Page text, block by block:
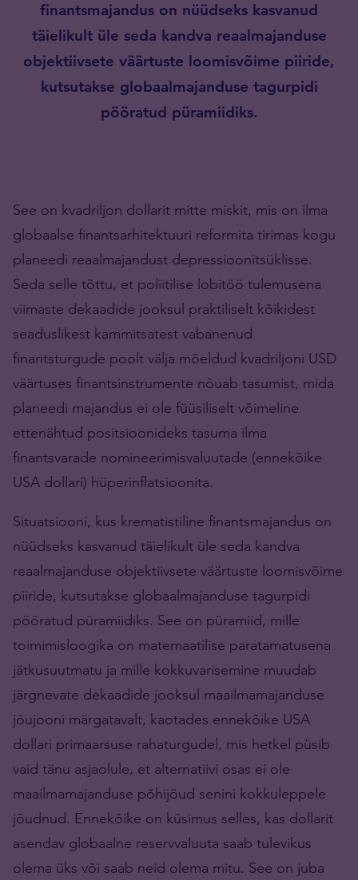
finantsmajandus on nüüdseks kasvanud
täielikult üle seda kandva reaalmajanduse
objektiivsete väärtuste loomisvõime piiride,
kutsutakse globaalmajanduse tagurpidi
pööratud püramiidiks.
See on kvadriljon dollarit mitte miskit, mis on ilma
globaalse finantsarhitektuuri reformita tirimas kogu
planeedi reaalmajandust depressioonitsüklisse.
Seda selle tõttu, et poliitilise lobitöö tulemusena
viimaste dekaadide jooksul praktiliselt kõikidest
seaduslikest kammitsatest vabanenud
finantsturgude poolt välja mõeldud kvadriljoni USD
väärtuses finantsinstrumente nõuab tasumist, mida
planeedi majandus ei ole füüsiliselt võimeline
ettenähtud positsioonideks tasuma ilma
finantsvarade nomineerimisvaluutade (ennekõike
USA dollari) hüperinflatsioonita.
Situatsiooni, kus krematistiline finantsmajandus on
nüüdseks kasvanud täielikult üle seda kandva
reaalmajanduse objektiivsete väärtuste loomisvõime
piiride, kutsutakse globaalmajanduse tagurpidi
pööratud püramiidiks. See on püramiid, mille
toimimisloogika on matemaatilise paratamatusena
jätkusuutmatu ja mille kokkuvarisemine muudab
järgnevate dekaadide jooksul maailmamajanduse
jõujooni märgatavalt, kaotades ennekõike USA
dollari primaarsuse rahaturgudel, mis hetkel püsib
vaid tänu asjaolule, et alternatiivi osas ei ole
maailmamajanduse põhijõud senini kokkuleppele
jõudnud. Ennekõike on küsimus selles, kas dollarit
asendav globaalne reservvaluuta saab tulevikus
olema üks või saab neid olema mitu. See on juba